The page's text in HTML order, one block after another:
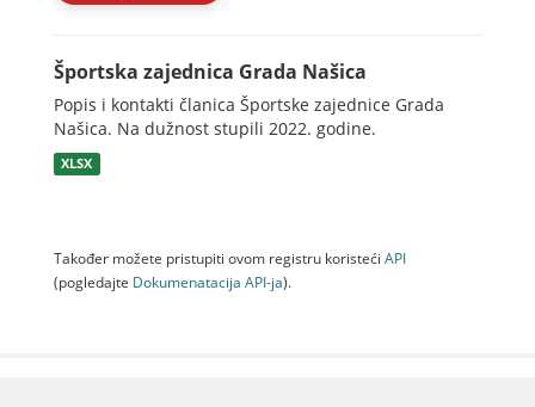
Športska zajednica Grada Našica
Popis i kontakti članica Športske zajednice Grada
Našica. Na dužnost stupili 2022. godine.
XLSX
Također možete pristupiti ovom registru koristeći API
(pogledajte Dokumenаtаcijа API-jа).